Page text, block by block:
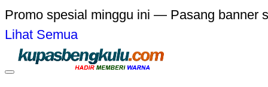
Promo spesial minggu ini — Pasang banner
Lihat Semua